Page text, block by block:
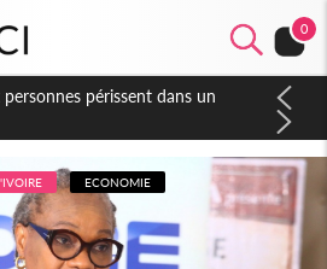
0
de la fête nationale
contre les produits
ECONOMIE